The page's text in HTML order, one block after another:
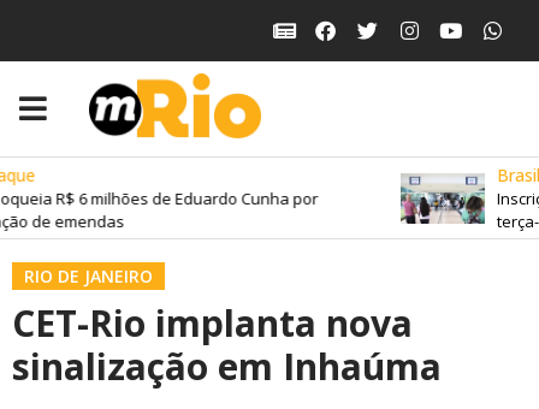
R$ 6 milhões de Eduardo Cunha por
de emendas
Brasil
RIO DE JANEIRO
CET-Rio implanta nova
sinalização em Inhaúma